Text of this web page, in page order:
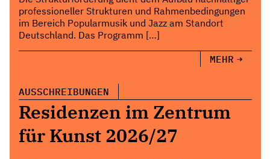
professioneller Strukturen und Rahmenbedingungen
im Bereich Popularmusik und Jazz am Standort
Deutschland. Das Programm […]
MEHR
AUSSCHREIBUNGEN
Residenzen im Zentrum
für Kunst 2026/27